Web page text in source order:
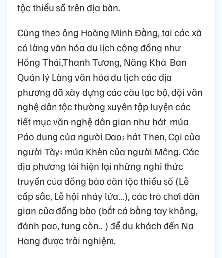
tộc thiểu số trên địa bàn.
Cũng theo ông Hoàng Minh Đằng, tại các xã
có làng văn hóa du lịch cộng đồng như
Hồng Thái,Thanh Tương, Năng Khả, Ban
Quản lý Làng văn hóa du lịch các địa
phương đã xây dựng các câu lạc bộ, đội văn
nghệ dân tộc thường xuyên tập luyện các
tiết mục văn nghệ dân gian như hát, múa
Páo dung của người Dao; hát Then, Cọi của
người Tày; múa Khèn của người Mông. Các
địa phương tái hiện lại những nghi thức
truyền của đồng bào dân tộc thiểu số (Lễ
cấp sắc, Lễ hội nhảy lửa...), các trò chơi dân
gian của đồng bào (bắt cá bằng tay không,
đánh pao, tung còn.. ) để du khách đến Na
Hang được trải nghiệm.